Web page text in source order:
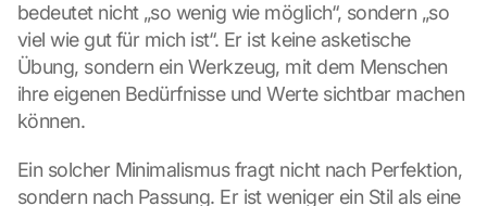
bedeutet nicht „so wenig wie möglich“, sondern „so
viel wie gut für mich ist“. Er ist keine asketische
Übung, sondern ein Werkzeug, mit dem Menschen
ihre eigenen Bedürfnisse und Werte sichtbar machen
können.
Ein solcher Minimalismus fragt nicht nach Perfektion,
sondern nach Passung. Er ist weniger ein Stil als eine